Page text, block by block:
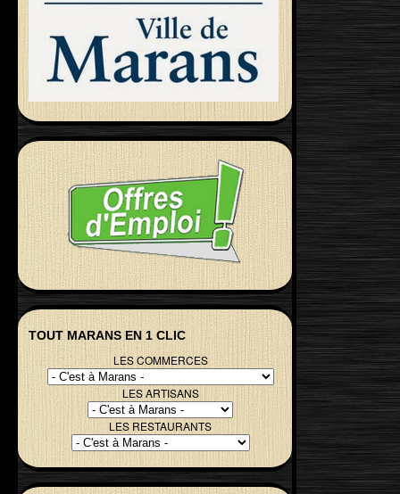
TOUT MARANS EN 1 CLIC
LES COMMERCES
LES ARTISANS
LES RESTAURANTS